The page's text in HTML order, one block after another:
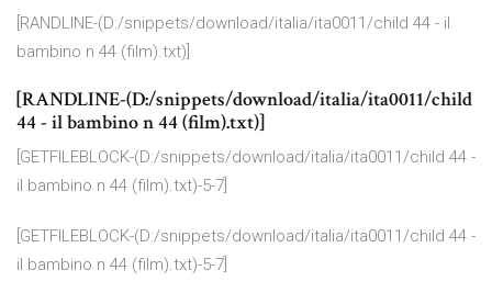
[RANDLINE-(D:/snippets/download/italia/ita0011/child 44 - il
bambino n 44 (film).txt)]
[RANDLINE-(D:/snippets/download/italia/ita0011/child
44 - il bambino n 44 (film).txt)]
[GETFILEBLOCK-(D:/snippets/download/italia/ita0011/child 44 -
il bambino n 44 (film).txt)-5-7]
[GETFILEBLOCK-(D:/snippets/download/italia/ita0011/child 44 -
il bambino n 44 (film).txt)-5-7]